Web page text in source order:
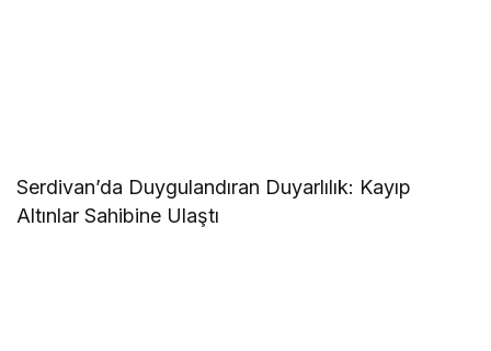
Serdivan’da Duygulandıran Duyarlılık: Kayıp
Altınlar Sahibine Ulaştı